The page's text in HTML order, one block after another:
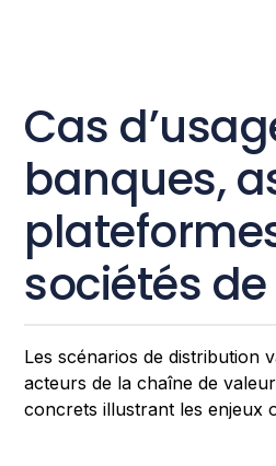
Cas
banques,
sociétés
Les scénarios de distribution
acteurs de la chaîne de
concrets illustrant les enjeux